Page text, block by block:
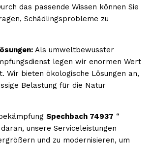
das passende Wissen können Sie
Schädlingsprobleme zu
Als umweltbewusster
legen wir enormen Wert
Wir bieten ökologische Lösungen an,
Belastung für die Natur
Spechbach 74937 “
unsere Serviceleistungen
und zu modernisieren, um